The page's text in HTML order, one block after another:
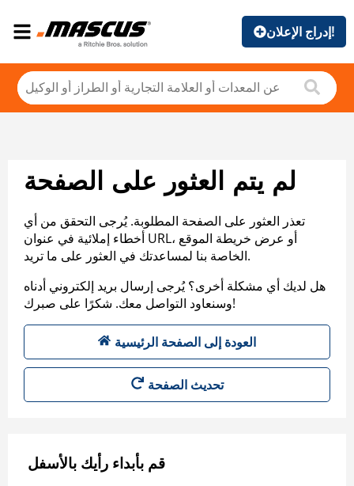
إدراج الإعلان!
لم يتم العثور على الصفحة
تعذر العثور على الصفحة المطلوبة. يُرجى التحقق من أي
أخطاء إملائية في عنوان URL، أو عرض خريطة الموقع
الخاصة بنا لمساعدتك في العثور على ما تريد.
هل لديك أي مشكلة أخرى؟ يُرجى إرسال بريد إلكتروني أدناه
وسنعاود التواصل معك. شكرًا على صبرك!
العودة إلى الصفحة الرئيسية
تحديث الصفحة
قم بأبداء رأيك بالأسفل